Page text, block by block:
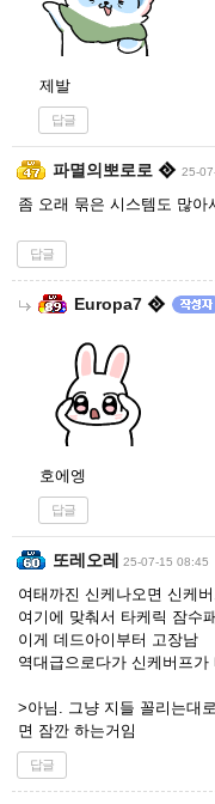
제발
답글
파멸의뽀로로 25-
좀 오래 묶은 시스템도 많
답글
Europa7
호에엥
답글
또레오레 25-07-15 08:45
여태까진 신케나오면 신케
여기에 맞춰서 타케릭 잠수
이게 데드아이부터 고장남
역대급으로다가 신케버프가
>아님. 그냥 지들 꼴리는대
면 잠깐 하는거임
답글